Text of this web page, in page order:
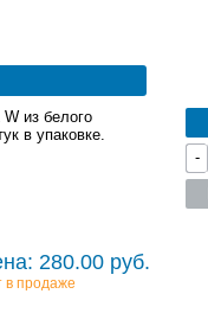
из белого
в упаковке.
280.00 руб.
в продаже
-